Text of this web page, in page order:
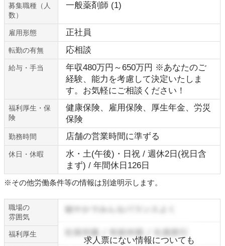
募集職種（人
数）
一般薬剤師 (1)
雇用形態 正社員
転勤の有無 応相談
給与・手当
年収480万円～650万円 ※あなたのご
経験、能力を考慮して決定いたしま
す。お気軽にご相談ください！
福利厚生・保
険
健康保険、雇用保険、厚生年金、労災
保険
勤務時間 店舗の営業時間に準ずる
休日・休暇
水・土(午後)・日祝 / 週休2日(祝日含
まず) / 年間休日126日
※その他労働条件等の情報は別途明示します。
職場の
雰囲気
求人票にない情報についても
福利厚生